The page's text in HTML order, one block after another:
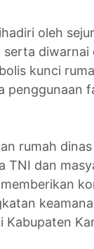
oleh
diwarnai
kunci
penggunaan
rumah
TNI dan
Kabupaten